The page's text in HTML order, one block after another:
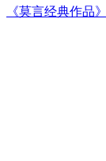
《莫言经典作品